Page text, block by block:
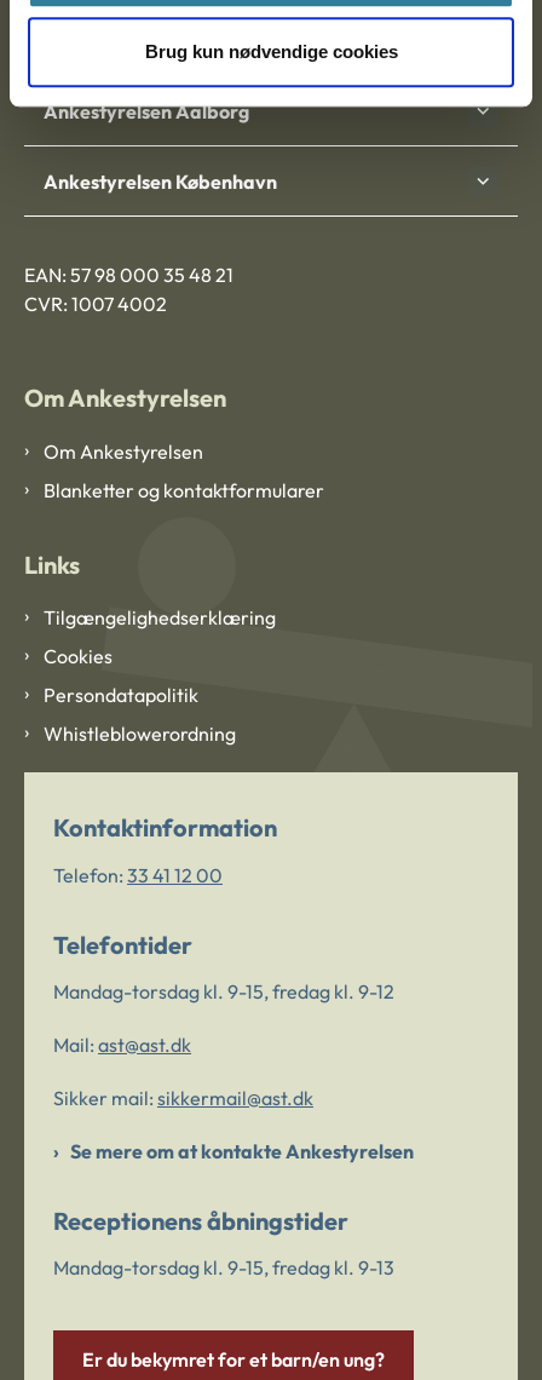
Brug kun nødvendige cookies
9000 Aalborg
Ankestyrelsen Aalborg
Ankestyrelsen København
EAN: 57 98 000 35 48 21
CVR: 1007 4002
Om Ankestyrelsen
Om Ankestyrelsen
Blanketter og kontaktformularer
Links
Tilgængelighedserklæring
Cookies
Persondatapolitik
Whistleblowerordning
Kontaktinformation
Telefon: 33 41 12 00
Telefontider
Mandag-torsdag kl. 9-15, fredag kl. 9-12
Mail: ast@ast.dk
Sikker mail: sikkermail@ast.dk
Se mere om at kontakte Ankestyrelsen
Receptionens åbningstider
Mandag-torsdag kl. 9-15, fredag kl. 9-13
Er du bekymret for et barn/en ung?